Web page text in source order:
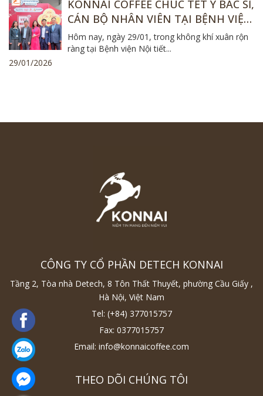
29/01/2026
KONNAI COFFEE CHÚC TẾT Y BÁC SĨ,
CÁN BỘ NHÂN VIÊN TẠI BỆNH VIỆN
NỘI TIẾT TRUNG ƯƠNG
Hôm nay, ngày 29/01, trong không khí xuân rộn
ràng tại Bệnh viện Nội tiết...
CÔNG TY CỔ PHẦN DETECH KONNAI
Tầng 2, Tòa nhà Detech, 8 Tôn Thất Thuyết, phường Cầu Giấy ,
Hà Nội, Việt Nam
Tel: (+84) 377015757
Fax: 0377015757
Email: info@konnaicoffee.com
THEO DÕI CHÚNG TÔI